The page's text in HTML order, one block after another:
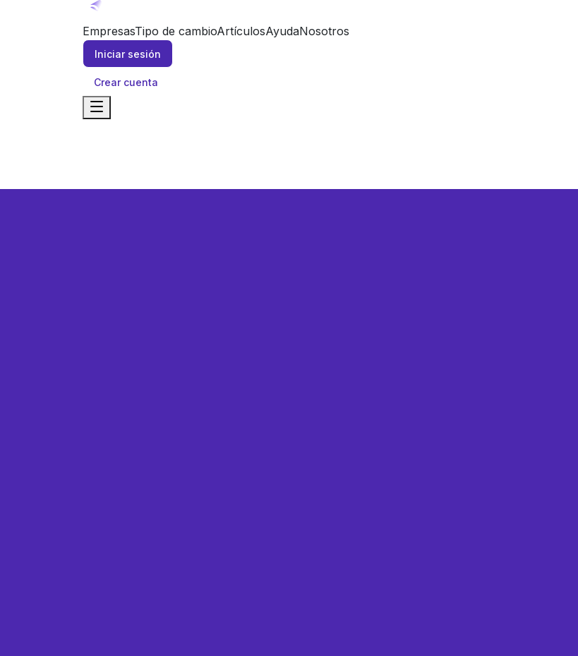
EmpresasTipo de cambioArtículosAyudaNosotros
Iniciar sesión
Crear cuenta